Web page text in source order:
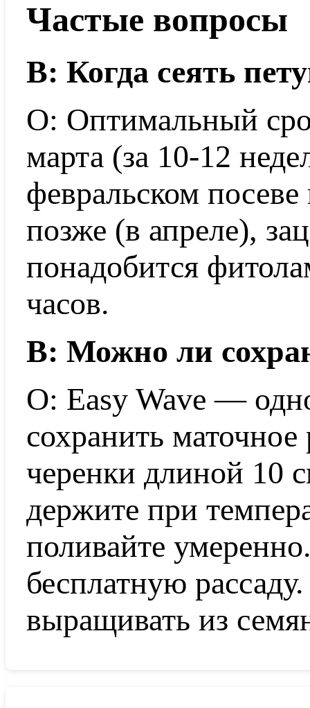
Частые вопросы
В: Когда сеять
О: Оптимальный
марта (за 10-12
февральском
позже (в апреле),
понадобится
часов.
В: Можно ли
О: Easy Wave —
сохранить маточное
черенки длиной 10
держите при
поливайте
бесплатную
выращивать из